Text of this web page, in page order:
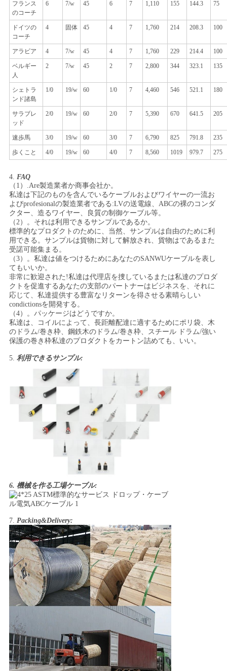
フランス
のコーチ
6 7/w 45 6 7 1,110 155 144.3 75
ドイツの
コーチ
4 固体 45 4 7 1,760 214 208.3 100
アラビア 4 7/w 45 4 7 1,760 229 214.4 100
ベルギー
人
2 7/w 45 2 7 2,800 344 323.1 135
シェトラ
ンド諸島
1/0 19/w 60 1/0 7 4,460 546 521.1 180
サラブレ
ッド
2/0 19/w 60 2/0 7 5,390 670 641.5 205
速歩馬 3/0 19/w 60 3/0 7 6,790 825 791.8 235
歩くこと 4/0 19/w 60 4/0 7 8,560 1019 979.7 275
4. FAQ
（1）.Are製造業者か商事会社か。
私達は下記のものを含んでいるケーブルおよびワイヤーの一流お
よびprofesionalの製造業者である:LVの送電線、ABCの裸のコンダ
クター、造るワイヤー、良質の制御ケーブル等。
（2）。それは利用できるサンプルであるか。
標準的なプロダクトのために、当然、サンプルは自由のために利
用できる。サンプルは貨物に対して解放され、貨物はであるまた
受諾可能集まる。
（3）。私達は値をつけるためにあなたのSANWUケーブルを表し
てもいいか。
非常に歓迎された!私達は代理店を捜しているまたは私達のプロダ
クトを促進するあなたの支部のパートナーはビジネスを、それに
応じて、私達提供する豊富なリターンを得させる素晴らしい
condictionsを開発する。
（4）。パッケージはどうですか。
私達は、コイルによって、長距離配達に適するためにポリ袋、木
のドラム/巻き枠、鋼鉄木のドラム/巻き枠、スチール ドラム/強い
保護の巻き枠私達のプロダクトをカートン詰めても、いい。
5. 利用できるサンプル:
6. 機械を作る工場ケーブル:
7. Packing&Delivery: